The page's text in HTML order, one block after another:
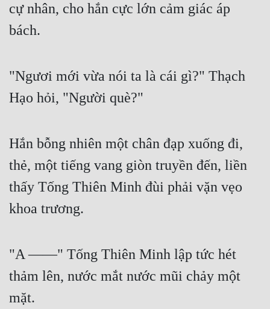
Điền Văn
Đông Phương
Đông Phương Huyền Huyễn
Cẩu Đạo Trường Sinh
Ngự Thú
Truyện Nam
Vô Địch Lưu
Xây Dựng Thế Lực
cự nhân, cho hắn cực lớn cảm giác áp
bách.
"Ngươi mới vừa nói ta là cái gì?" Thạch
Hạo hỏi, "Người què?"
Hắn bỗng nhiên một chân đạp xuống đi,
thẻ, một tiếng vang giòn truyền đến, liền
thấy Tống Thiên Minh đùi phải vặn vẹo
khoa trương.
"A ——" Tống Thiên Minh lập tức hét
thảm lên, nước mắt nước mũi chảy một
mặt.